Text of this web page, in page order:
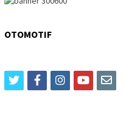
OTOMOTIF
twitterfacebookinstagram
youtubeemail